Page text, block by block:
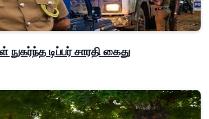
டிப்பர் சாரதி கைது